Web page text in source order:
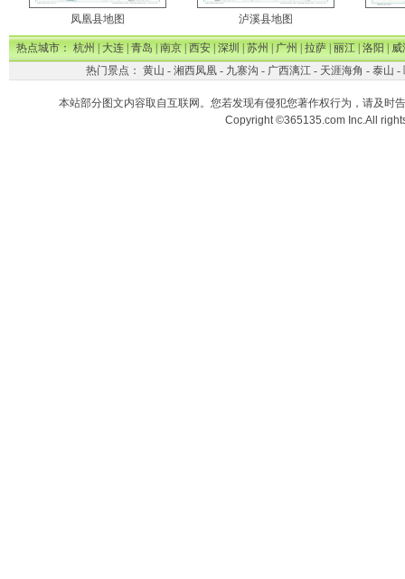
凤凰县地图 泸溪县地图
热点城市：杭州|大连|青岛|南京|西安|深圳|苏州|广州|拉萨|丽江|洛阳|威
热门景点： 黄山 - 湘西凤凰- 九寨沟 - 广西漓江- 天涯海角 - 泰山 -
本站部分图文内容取自互联网。您若发现有侵犯您著作权行为，请及时
Copyright ©365135.com Inc.All